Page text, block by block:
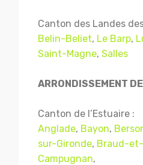
Canton des Landes
Belin-Beliet, Le Barp,
Saint-Magne, Salles
ARRONDISSEMENT
Canton de l’Estuaire :
Anglade, Bayon,
sur-Gironde, Braud-
Campugnan,